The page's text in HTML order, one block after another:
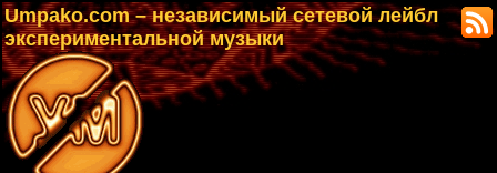
Umpako.com – независимый сетевой лейбл
экспериментальной музыки